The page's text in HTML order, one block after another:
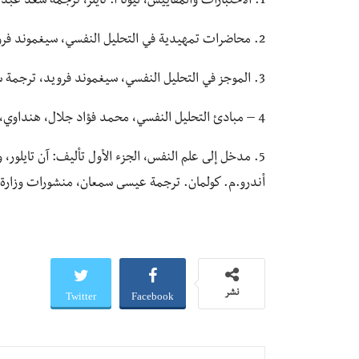
2. محاضرات تمهيدية في التحليل النفسي، سيغموند فرويد، ترجمة أحمد عزت راجح، مكتبة الأنجلو مصرية، الطبعة 2008
3. الموجز في التحليل النفسي، سيغموند فرويد، ترجمة سامي محمود علي، مكتبة الأسرة، 2000
4 – مبادئ التحليل النفسي، محمد فؤاد جلال، هنداوي، 2020
5. مدخل إلى علم النفس، الجزء الأول تأليف: آن
أندرو.م. كولمان. ترجمة عيسى سمعان، منشورات وزارة
نشر Facebook
Twitter